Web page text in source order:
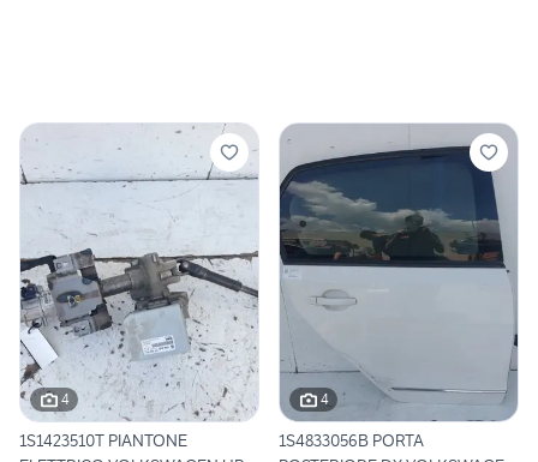
4
1S1423510T PIANTONE
4
1S4833056B PORTA